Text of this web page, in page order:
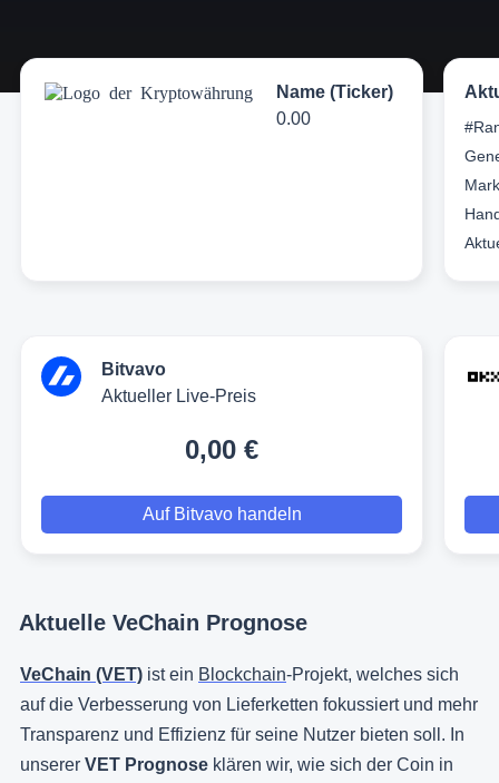
Name (Ticker)
0.00
Bitvavo
Aktueller Live-Preis
0,00 €
Auf Bitvavo handeln
Aktuelle VeChain Prognose
VeChain (VET) ist ein Blockchain-Projekt, welches sich
auf die Verbesserung von Lieferketten fokussiert und mehr
Transparenz und Effizienz für seine Nutzer bieten soll. In
unserer VET Prognose klären wir, wie sich der Coin in